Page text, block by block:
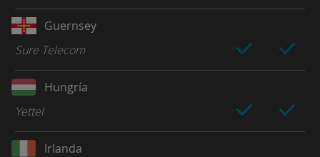
Guernsey
Sure Telecom
Hungría
Yettel
Irlanda